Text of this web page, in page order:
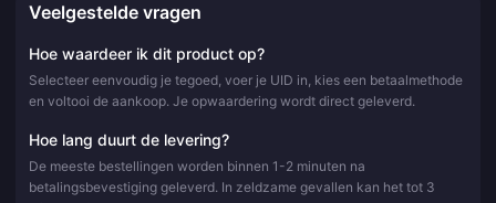
Veelgestelde vragen
Hoe waardeer ik dit product op?
Selecteer eenvoudig je tegoed, voer je UID in, kies een betaalmethode
en voltooi de aankoop. Je opwaardering wordt direct geleverd.
Hoe lang duurt de levering?
De meeste bestellingen worden binnen 1-2 minuten na
betalingsbevestiging geleverd. In zeldzame gevallen kan het tot 3